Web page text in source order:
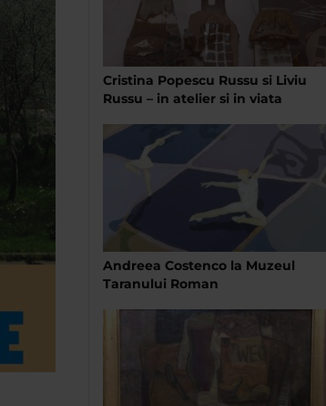
Cristina Popescu Russu si Liviu
Russu – in atelier si in viata
Andreea Costenco la Muzeul
Taranului Roman